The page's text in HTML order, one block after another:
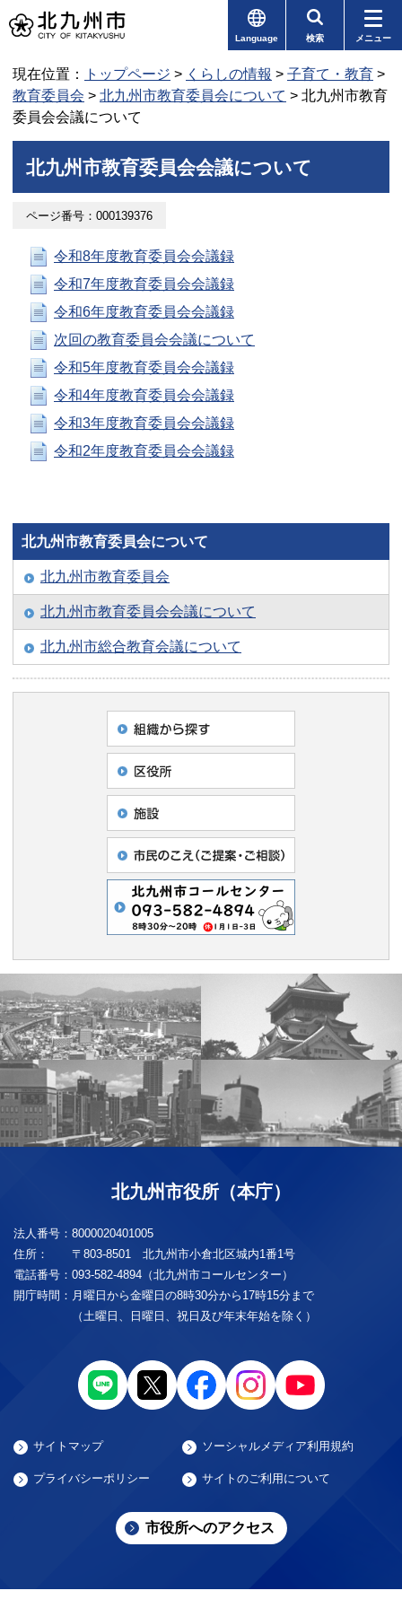
Language 検索 メニュー
現在位置： トップページ > くらしの情報 > 子育て・教育 >
教育委員会 > 北九州市教育委員会について > 北九州市教育
委員会会議について
北九州市教育委員会会議について
ページ番号：000139376
令和8年度教育委員会会議録
令和7年度教育委員会会議録
令和6年度教育委員会会議録
次回の教育委員会会議について
令和5年度教育委員会会議録
令和4年度教育委員会会議録
令和3年度教育委員会会議録
令和2年度教育委員会会議録
北九州市教育委員会について
北九州市教育委員会
北九州市教育委員会会議について
北九州市総合教育会議について
北九州市役所（本庁）
法人番号： 8000020401005
住所：
〒803-8501 北九州市小倉北区城内1番1号
電話番号： 093-582-4894（北九州市コールセンター）
開庁時間： 月曜日から金曜日の8時30分から17時15分まで
（土曜日、日曜日、祝日及び年末年始を除く）
サイトマップ ソーシャルメディア利用規約
プライバシーポリシー サイトのご利用について
市役所へのアクセス